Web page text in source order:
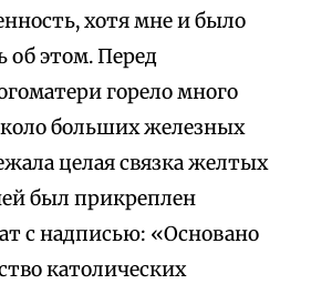
хотя мне и было
об этом. Перед
горело много
больших железных
целая связка желтых
был прикреплен
с надписью: «Основано
католических